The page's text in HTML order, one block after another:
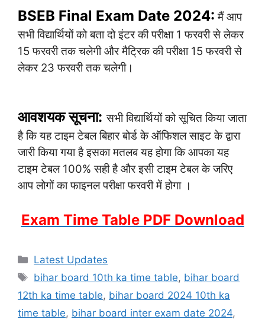
BSEB Final Exam Date 2024: मैं आप
सभी विद्यार्थियों को बता दो इंटर की परीक्षा 1 फरवरी से लेकर
15 फरवरी तक चलेगी और मैट्रिक की परीक्षा 15 फरवरी से
लेकर 23 फरवरी तक चलेगी।
आवशयक सूचना: सभी विद्यार्थियों को सूचित किया जाता
है कि यह टाइम टेबल बिहार बोर्ड के ऑफिशल साइट के द्वारा
जारी किया गया है इसका मतलब यह होगा कि आपका यह
टाइम टेबल 100% सही है और इसी टाइम टेबल के जरिए
आप लोगों का फाइनल परीक्षा फरवरी में होगा ।
Exam Time Table PDF Download
Categories
Latest Updates
Tags
bihar board 10th ka time table, bihar board
12th ka time table, bihar board 2024 10th ka
time table, bihar board inter exam date 2024,